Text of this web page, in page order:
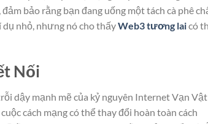
bảo rằng bạn đang uống một tách cà phê
dụ nhỏ, nhưng nó cho thấyWeb3 tương laicó
Nối
dậy mạnh mẽ của kỷ nguyên Internet Vạn Vật
cách mạng có thể thay đổi hoàn toàn cách